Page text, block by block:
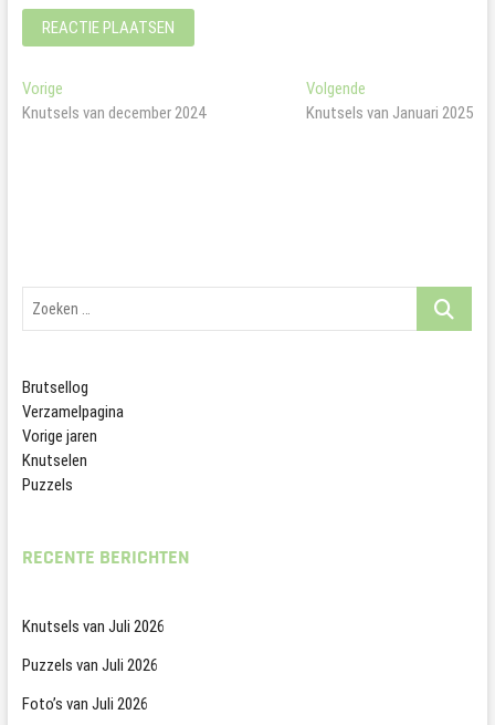
Bericht
navigatie
VorigeVorig
bericht:
Knutsels van december 2024
Volgende
bericht:
Knutsels van Januari 2025
Zoeken
Brutsellog
Verzamelpagina
Vorige jaren
Knutselen
Puzzels
RECENTE BERICHTEN
Knutsels van Juli 2026
Puzzels van Juli 2026
Foto’s van Juli 2026